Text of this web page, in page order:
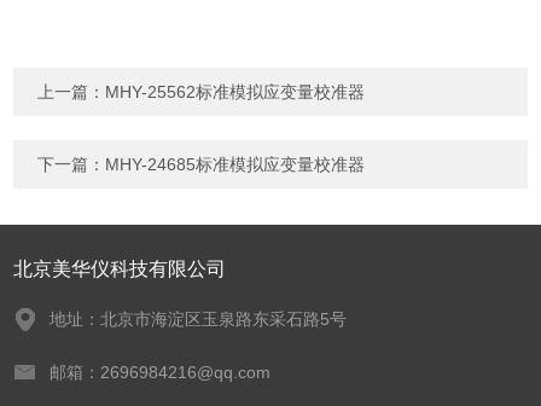
上一篇： MHY-25562标准模拟应变量校准器
下一篇： MHY-24685标准模拟应变量校准器
北京美华仪科技有限公司
地址：北京市海淀区玉泉路东采石路5号
邮箱：2696984216@qq.com